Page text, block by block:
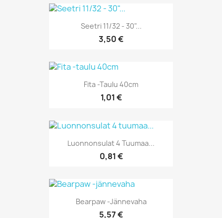
Seetri 11/32 - 30"...
3,50 €
Fita -taulu 40cm
1,01 €
Luonnonsulat 4 Tuumaa...
0,81 €
Bearpaw -jännevaha
5,57 €